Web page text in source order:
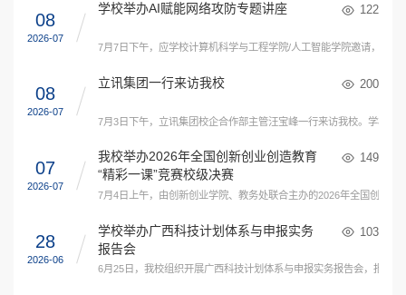
08
2026-07
学校举办AI赋能网络攻防专题讲座 122
7月7日下午，应学校计算机科学与工程学院/人工智能学院邀请，桂
08
2026-07
立讯集团一行来访我校 200
7月3日下午，立讯集团校企合作部主管汪宝峰一行来访我校。学校
07
2026-07
我校举办2026年全国创新创业创造教育
“精彩一课”竞赛校级决赛
149
7月4日上午，由创新创业学院、教务处联合主办的2026年全国创新
28
2026-06
学校举办广西科技计划体系与申报实务
报告会
103
6月25日，我校组织开展广西科技计划体系与申报实务报告会，报告